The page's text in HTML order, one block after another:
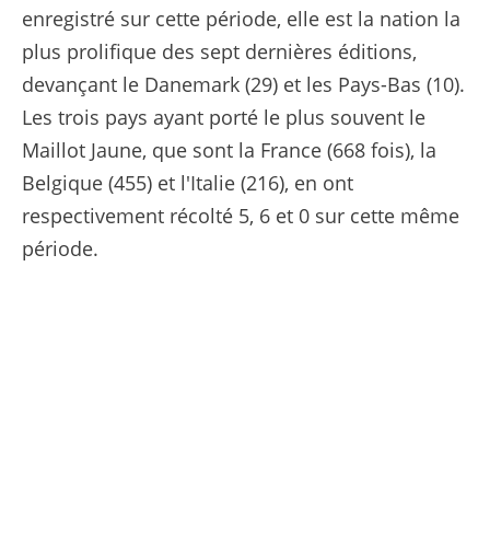
enregistré sur cette période, elle est la nation la
plus prolifique des sept dernières éditions,
devançant le Danemark (29) et les Pays-Bas (10).
Les trois pays ayant porté le plus souvent le
Maillot Jaune, que sont la France (668 fois), la
Belgique (455) et l'Italie (216), en ont
respectivement récolté 5, 6 et 0 sur cette même
période.